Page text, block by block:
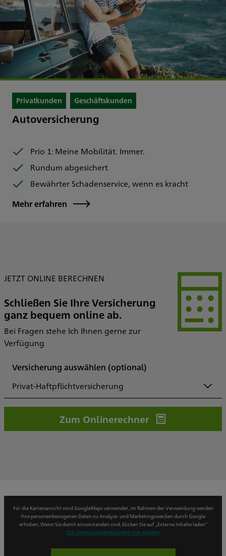
Privatkunden Geschäftskunden
Autoversicherung
Prio 1: Meine Mobilität. Immer.
Rundum abgesichert
Bewährter Schadenservice, wenn es kracht
Mehr erfahren
JETZT ONLINE BERECHNEN
Schließen Sie Ihre Versicherung
ganz bequem online ab.
Bei Fragen stehe Ich Ihnen gerne zur
Verfügung
Versicherung auswählen (optional)
Privat-Haftpflichtversicherung
Zum Onlinerechner
Für die Kartenansicht wird GoogleMaps verwendet, im Rahmen der Verwendung werden
ihre personenbezogenen Daten zu Analyse- und Marketingzwecken durch Google
erhoben. Wenn Sie damit einverstanden sind, klicken Sie auf „Externe Inhalte laden“
Zur Datenschutzerklärung von Google